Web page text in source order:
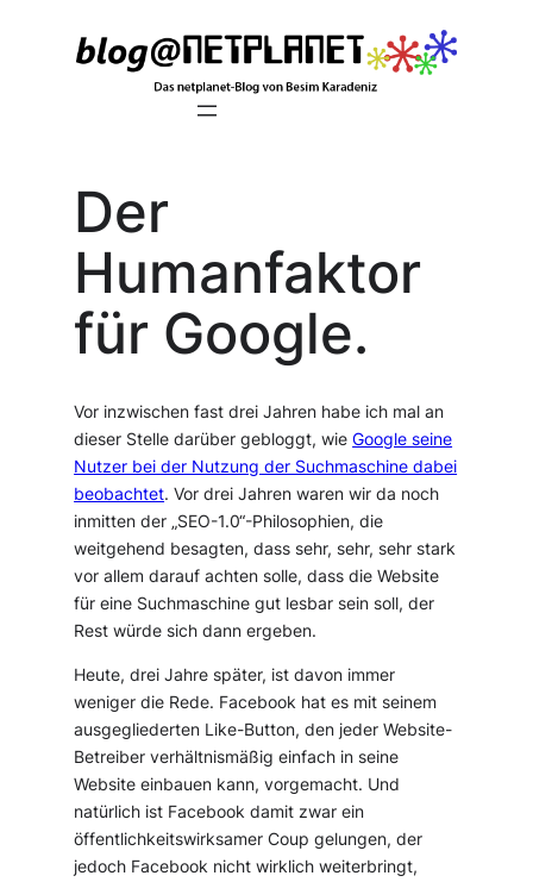
Der
Humanfaktor
für Google.
Vor inzwischen fast drei Jahren habe ich mal an
dieser Stelle darüber gebloggt, wieGoogle seine
Nutzer bei der Nutzung der Suchmaschine dabei
beobachtet. Vor drei Jahren waren wir da noch
inmitten der „SEO-1.0“-Philosophien, die
weitgehend besagten, dass sehr, sehr, sehr stark
vor allem darauf achten solle, dass die Website
für eine Suchmaschine gut lesbar sein soll, der
Rest würde sich dann ergeben.
Heute, drei Jahre später, ist davon immer
weniger die Rede. Facebook hat es mit seinem
ausgegliederten Like-Button, den jeder Website-
Betreiber verhältnismäßig einfach in seine
Website einbauen kann, vorgemacht. Und
natürlich ist Facebook damit zwar ein
öffentlichkeitswirksamer Coup gelungen, der
jedoch Facebook nicht wirklich weiterbringt,